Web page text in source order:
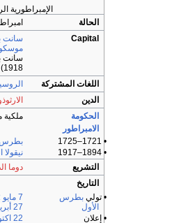
الإمبراطورية
الحالة
Capital
سانت
موسكو
سانت
1918)
اللغات المشتركة
الدين
الحكومة
ملكية
الامبراطور
• 1721–1725
بطرس
• 1894–1917
نيقولا
التشريع
دوما
التاريخ
• توليبطرس
الأول
7 مايو
27 أبريل
• إعلان
22 اكتوبر